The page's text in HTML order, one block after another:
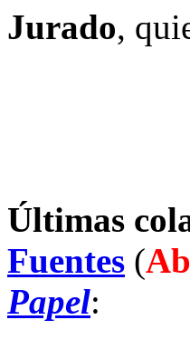
Jurado,
Últimas
Fuentes (
Papel: